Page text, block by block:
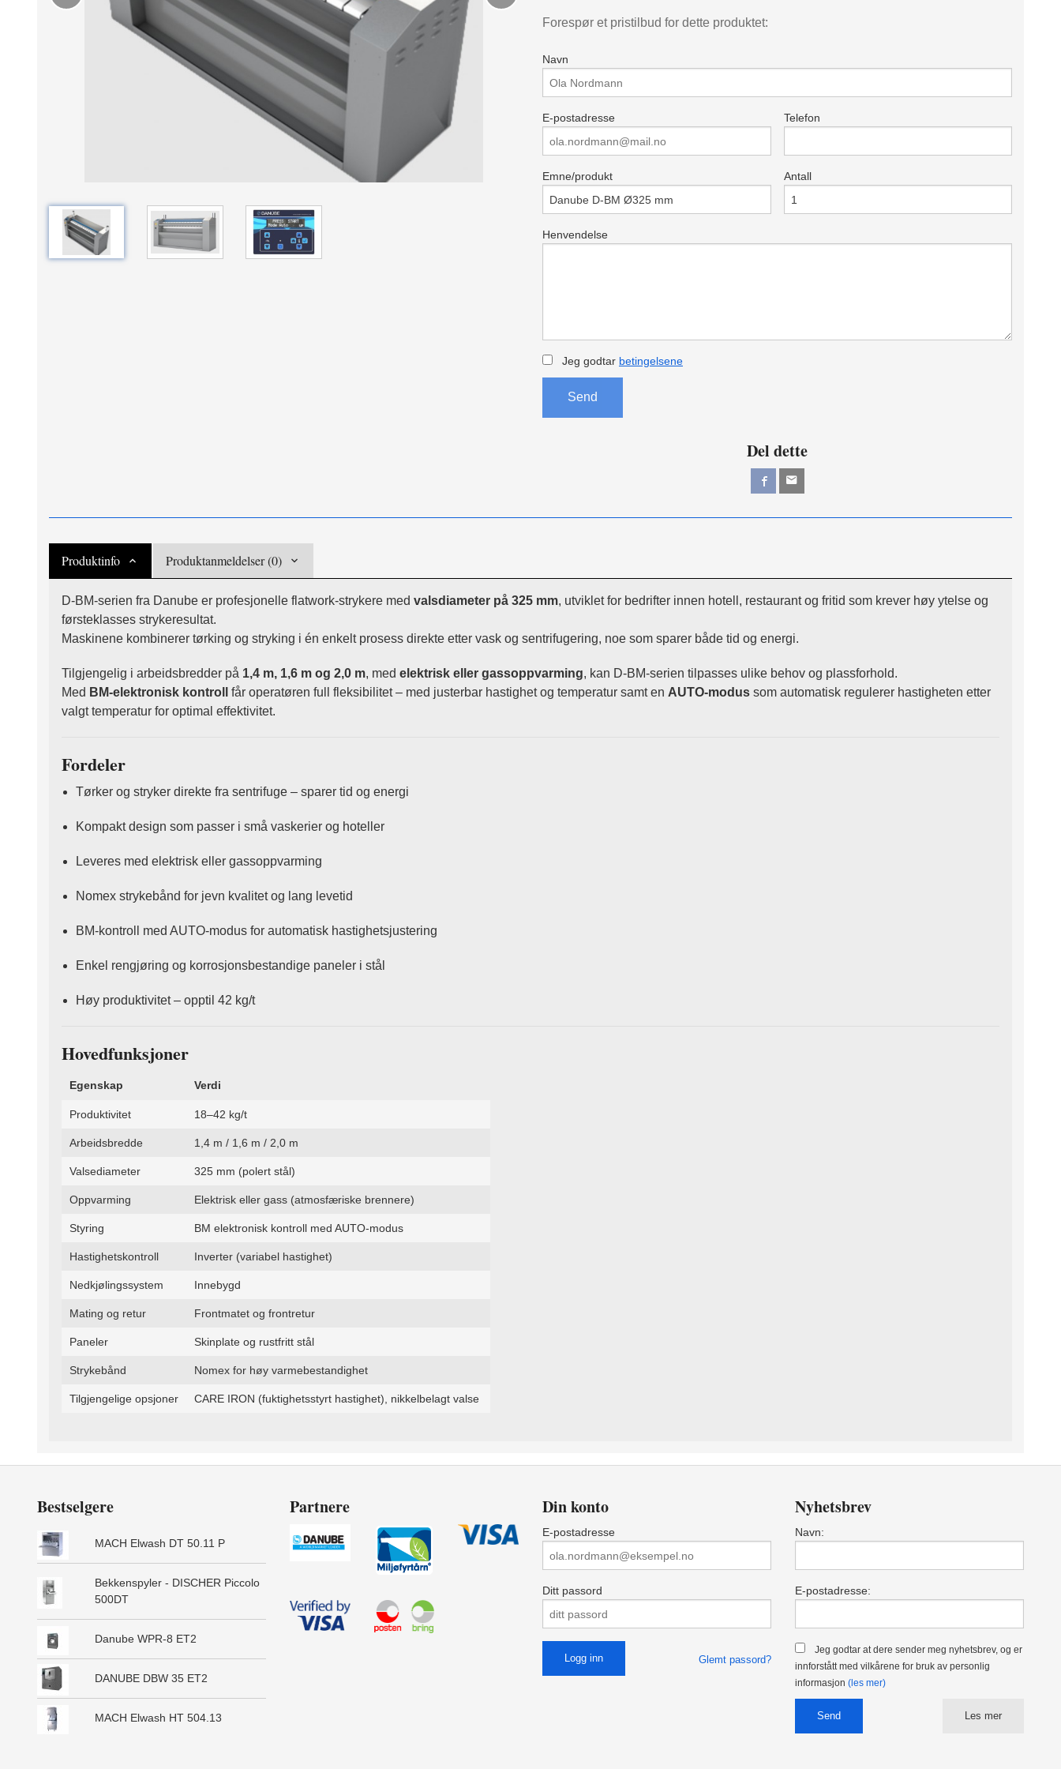
Forespør et pristilbud for dette produktet:
Navn
E-postadresse Telefon
Emne/produkt Antall
Henvendelse
Jeg godtar betingelsene
Send
Del dette
Produktinfo Produktanmeldelser (0)
D-BM-serien fra Danube er profesjonelle flatwork-strykere med valsdiameter på 325 mm, utviklet for bedrifter innen hotell, restaurant og fritid som krever høy ytelse og
førsteklasses strykeresultat.
Maskinene kombinerer tørking og stryking i én enkelt prosess direkte etter vask og sentrifugering, noe som sparer både tid og energi.
Tilgjengelig i arbeidsbredder på 1,4 m, 1,6 m og 2,0 m, med elektrisk eller gassoppvarming, kan D-BM-serien tilpasses ulike behov og plassforhold.
Med BM-elektronisk kontroll får operatøren full fleksibilitet – med justerbar hastighet og temperatur samt en AUTO-modus som automatisk regulerer hastigheten etter
valgt temperatur for optimal effektivitet.
Fordeler
Tørker og stryker direkte fra sentrifuge – sparer tid og energi
Kompakt design som passer i små vaskerier og hoteller
Leveres med elektrisk eller gassoppvarming
Nomex strykebånd for jevn kvalitet og lang levetid
BM-kontroll med AUTO-modus for automatisk hastighetsjustering
Enkel rengjøring og korrosjonsbestandige paneler i stål
Høy produktivitet – opptil 42 kg/t
Hovedfunksjoner
Egenskap Verdi
Produktivitet 18–42 kg/t
Arbeidsbredde 1,4 m / 1,6 m / 2,0 m
Valsediameter 325 mm (polert stål)
Oppvarming Elektrisk eller gass (atmosfæriske brennere)
Styring BM elektronisk kontroll med AUTO-modus
Hastighetskontroll Inverter (variabel hastighet)
Nedkjølingssystem Innebygd
Mating og retur Frontmatet og frontretur
Paneler Skinplate og rustfritt stål
Strykebånd Nomex for høy varmebestandighet
Tilgjengelige opsjoner CARE IRON (fuktighetsstyrt hastighet), nikkelbelagt valse
Bestselgere
MACH Elwash DT 50.11 P
Bekkenspyler - DISCHER Piccolo
500DT
Danube WPR-8 ET2
DANUBE DBW 35 ET2
MACH Elwash HT 504.13
Partnere Din konto
E-postadresse
Ditt passord
Glemt passord?
Nyhetsbrev
Navn:
E-postadresse:
Jeg godtar at dere sender meg nyhetsbrev, og er
innforstått med vilkårene for bruk av personlig
informasjon (les mer)
Les mer